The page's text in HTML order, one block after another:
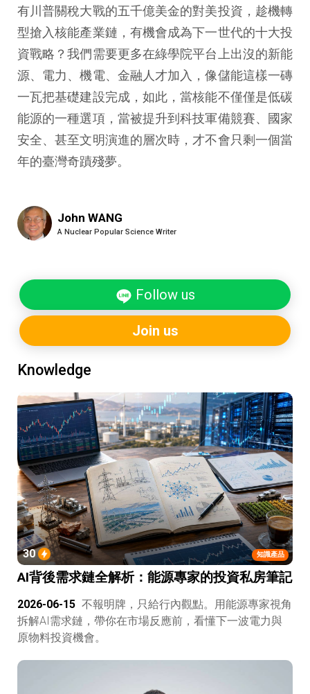
有川普關稅大戰的五千億美金的對美投資，趁機轉
型搶入核能產業鏈，有機會成為下一世代的十大投
資戰略？我們需要更多在綠學院平台上出沒的新能
源、電力、機電、金融人才加入，像儲能這樣一磚
一瓦把基礎建設完成，如此，當核能不僅僅是低碳
能源的一種選項，當被提升到科技軍備競賽、國家
安全、甚至文明演進的層次時，才不會只剩一個當
年的臺灣奇蹟殘夢。
John WANG
A Nuclear Popular Science Writer
Follow us
Join us
Knowledge
知識產品
30
AI背後需求鏈全解析：能源專家的投資私房筆記
2026-06-15 不報明牌，只給行內觀點。用能源專家視角
拆解AI需求鏈，帶你在市場反應前，看懂下一波電力與
原物料投資機會。